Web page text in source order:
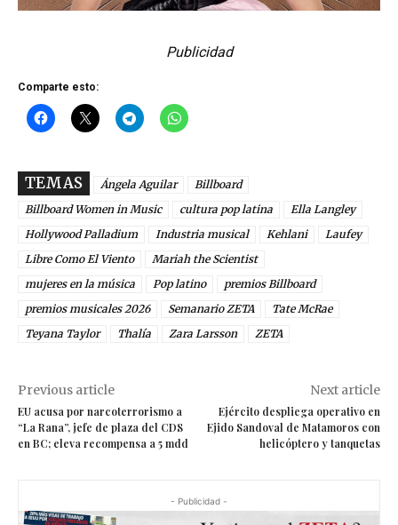
Publicidad
Comparte esto:
TEMAS Ángela Aguilar
Billboard
Billboard Women in Music
cultura pop latina
Ella Langley
Hollywood Palladium
Industria musical Kehlani
Laufey
Libre Como El Viento
Mariah the Scientist
mujeres en la música
Pop latino
premios Billboard
premios musicales 2026
Semanario ZETA
Tate McRae
Teyana Taylor
Thalía Zara Larsson ZETA
Previous article
EU acusa por narcoterrorismo a
“La Rana”, jefe de plaza del CDS
en BC; eleva recompensa a 5 mdd
Next article
Ejército despliega operativo en
Ejido Sandoval de Matamoros con
helicóptero y tanquetas
- Publicidad -